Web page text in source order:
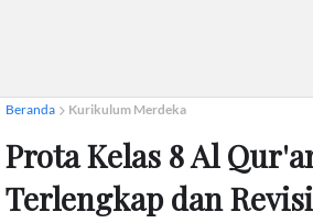
Beranda Kurikulum Merdeka
Prota Kelas 8 Al
Terlengkap dan